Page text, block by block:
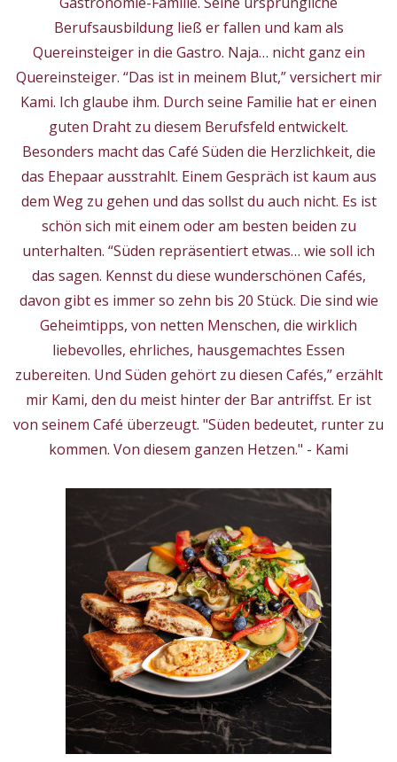
Berufsausbildung ließ er fallen und kam als
Quereinsteiger in die Gastro. Naja… nicht ganz ein
Quereinsteiger. “Das ist in meinem Blut,” versichert mir
Kami. Ich glaube ihm. Durch seine Familie hat er einen
guten Draht zu diesem Berufsfeld entwickelt.
Besonders macht das Café Süden die Herzlichkeit, die
das Ehepaar ausstrahlt. Einem Gespräch ist kaum aus
dem Weg zu gehen und das sollst du auch nicht. Es ist
schön sich mit einem oder am besten beiden zu
unterhalten. “Süden repräsentiert etwas… wie soll ich
das sagen. Kennst du diese wunderschönen Cafés,
davon gibt es immer so zehn bis 20 Stück. Die sind wie
Geheimtipps, von netten Menschen, die wirklich
liebevolles, ehrliches, hausgemachtes Essen
zubereiten. Und Süden gehört zu diesen Cafés,” erzählt
mir Kami, den du meist hinter der Bar antriffst. Er ist
von seinem Café überzeugt. "Süden bedeutet, runter zu
kommen. Von diesem ganzen Hetzen." - Kami